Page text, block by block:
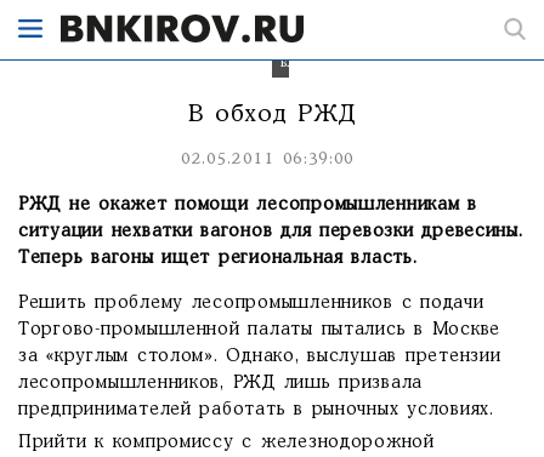
региональным
властям.
В обход РЖД
02.05.2011 06:39:00
РЖД не окажет помощи лесопромышленникам в
ситуации нехватки вагонов для перевозки древесины.
Теперь вагоны ищет региональная власть.
Решить проблему лесопромышленников с подачи
Торгово-промышленной палаты пытались в Москве
за «круглым столом». Однако, выслушав претензии
лесопромышленников, РЖД лишь призвала
предпринимателей работать в рыночных условиях.
Прийти к компромиссу с железнодорожной